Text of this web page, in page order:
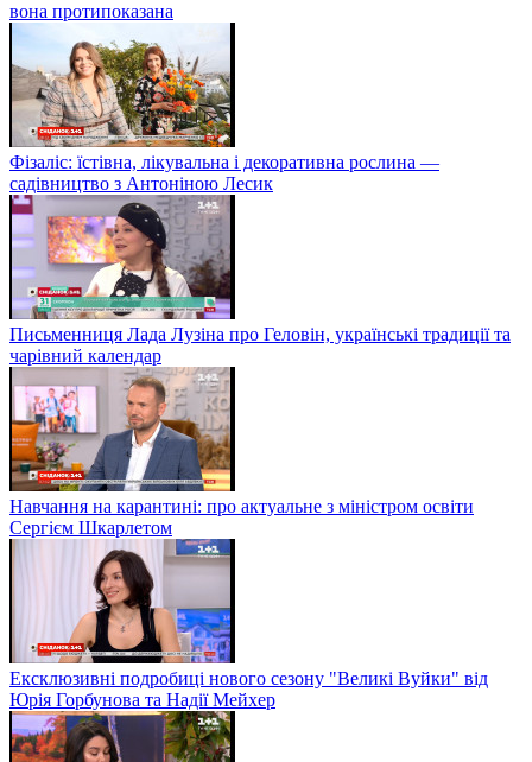
вона протипоказана
Фізаліс: їстівна, лікувальна і декоративна рослина —
садівництво з Антоніною Лесик
Письменниця Лада Лузіна про Геловін, українські традиції та
чарівний календар
Навчання на карантині: про актуальне з міністром освіти
Сергієм Шкарлетом
Ексклюзивні подробиці нового сезону "Великі Вуйки" від
Юрія Горбунова та Надії Мейхер